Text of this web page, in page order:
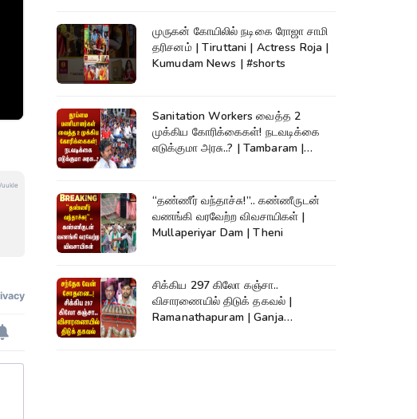
முருகன் கோயிலில் நடிகை ரோஜா சாமி
தரிசனம் | Tiruttani | Actress Roja |
Kumudam News | #shorts
Sanitation Workers வைத்த 2
முக்கிய கோரிக்கைகள்! நடவடிக்கை
எடுக்குமா அரசு..? | Tambaram |
“தண்ணீர் வந்தாச்சு!”.. கண்ணீருடன்
வணங்கி வரவேற்ற விவசாயிகள் |
Mullaperiyar Dam | Theni
சிக்கிய 297 கிலோ கஞ்சா..
விசாரணையில் திடுக் தகவல் |
Ramanathapuram | Ganja